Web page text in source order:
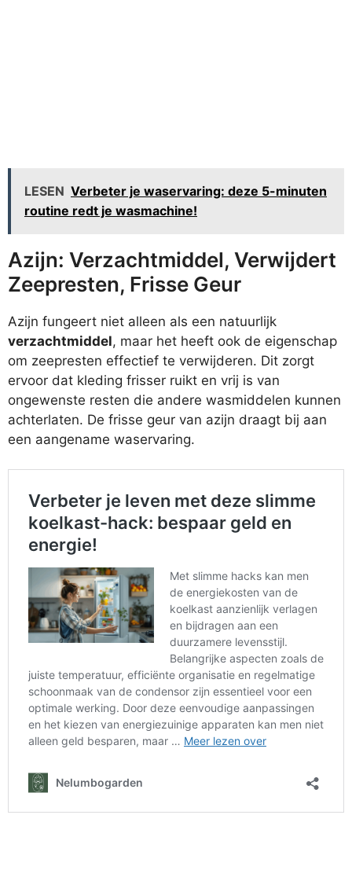
LESEN Verbeter je waservaring: deze 5-minuten
routine redt je wasmachine!
Azijn: Verzachtmiddel, Verwijdert
Zeepresten, Frisse Geur
Azijn fungeert niet alleen als een natuurlijk
verzachtmiddel, maar het heeft ook de eigenschap
om zeepresten effectief te verwijderen. Dit zorgt
ervoor dat kleding frisser ruikt en vrij is van
ongewenste resten die andere wasmiddelen kunnen
achterlaten. De frisse geur van azijn draagt bij aan
een aangename waservaring.